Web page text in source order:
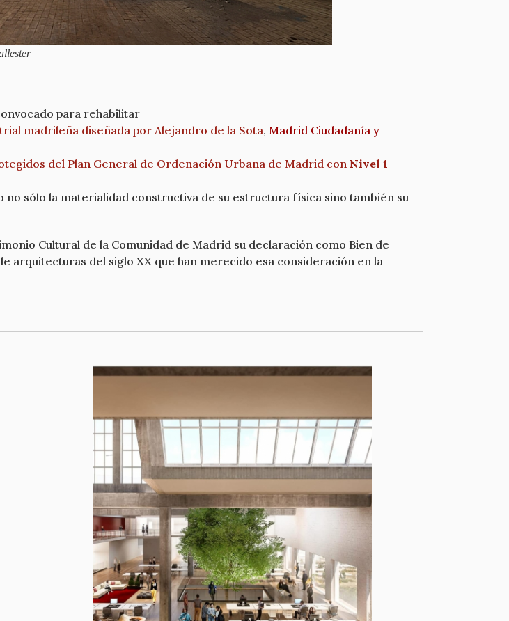
para rehabilitar
madrileña diseñada por Alejandro de la Sota, Madrid Ciudadanía y
del Plan General de Ordenación Urbana de Madrid con Nivel 1
sólo la materialidad constructiva de su estructura física sino también su
Cultural de la Comunidad de Madrid su declaración como Bien de
arquitecturas del siglo XX que han merecido esa consideración en la